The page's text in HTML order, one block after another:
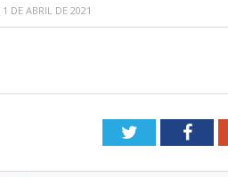
1 DE ABRIL DE 2021
Twitter